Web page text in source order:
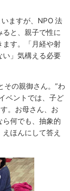
ますが、NPO 法
ると、親子で性に
ます。「月経や射
い」気構える必要
その親御さん。”わ
ベントでは、子ど
。お母さん、お
何でも、抽象的
ほんにして答え